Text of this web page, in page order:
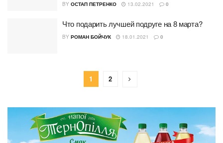
BY ОСТАП ПЕТРЕНКО 13.02.2021 0
Что подарить лучшей подруге на 8 марта?
BY РОМАН БОЙЧУК 18.01.2021 0
1 2